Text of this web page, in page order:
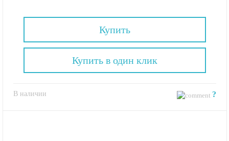
Купить
В наличии ?
Купить в один клик